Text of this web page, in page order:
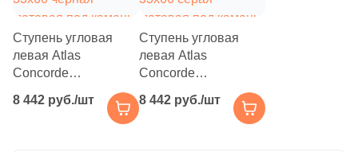
Ступень угловая
левая Atlas
Concorde
Empire Black Scalino
8 442 руб./шт
Ступень угловая
левая Atlas
Concorde
Empire Silver Root
8 442 руб./шт
Количество
Заявка на бесплатный 3D дизайн
Обратная связь